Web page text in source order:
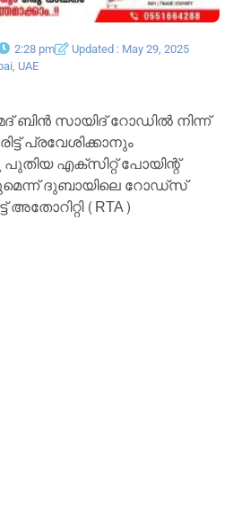
2:28 pm
Updated : May 29, 2025
UAE
സായിദ് റോഡിൽ നിന്ന്
പ്രവേശിക്കാനും
എക്സിറ്റ് പോയിന്റ്
ദുബായിലെ റോഡ്‌സ്
(RTA)